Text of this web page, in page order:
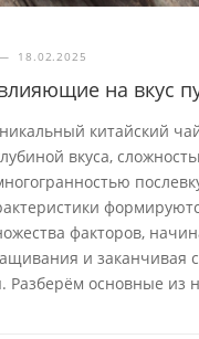
18.02.2025
на вкус
китайский
вкуса,
факторов,
и заканчивая
Разберём основные из